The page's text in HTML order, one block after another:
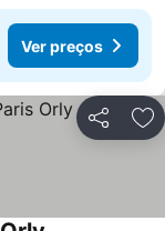
Ver preços
Partilhar